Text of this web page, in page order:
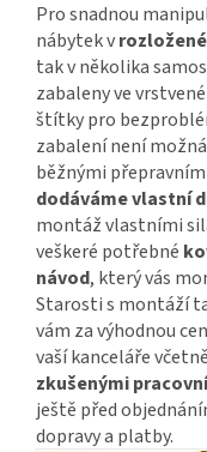
Pro snadnou
nábytek v
tak v několika
zabaleny ve
štítky pro
zabalení není
běžnými
dodáváme vlastní
montáž vlastními
veškeré potřebné
návod, který vás
Starosti s montáží
vám za výhodnou
vaší kanceláře
zkušenými
ještě před
dopravy a platby.